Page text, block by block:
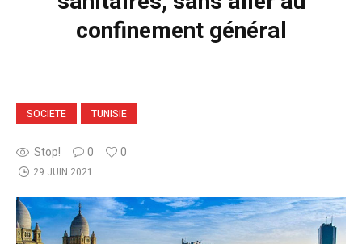
confinement général
SOCIETE TUNISIE
Stop! 0 0
29 JUIN 2021